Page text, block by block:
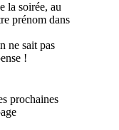
la soirée, au
prénom dans
ne sait pas
!
prochaines